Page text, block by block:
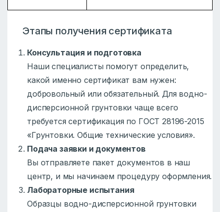
Этапы получения сертификата
Консультация и подготовка
Наши специалисты помогут определить,
какой именно сертификат вам нужен:
добровольный или обязательный. Для водно-
дисперсионной грунтовки чаще всего
требуется сертификация по ГОСТ 28196-2015
«Грунтовки. Общие технические условия».
Подача заявки и документов
Вы отправляете пакет документов в наш
центр, и мы начинаем процедуру оформления.
Лабораторные испытания
Образцы водно-дисперсионной грунтовки